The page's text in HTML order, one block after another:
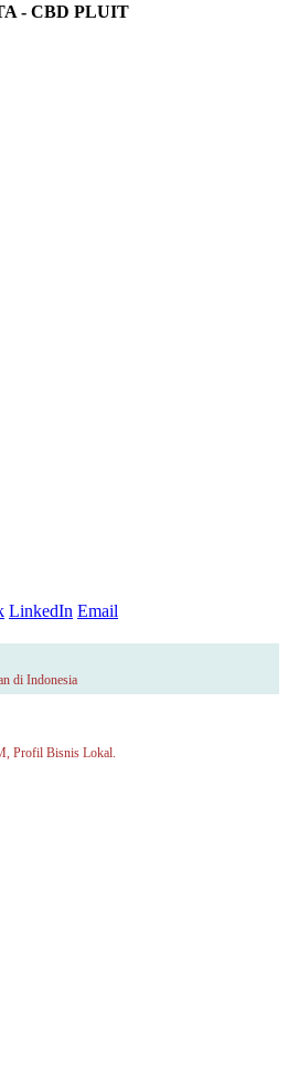
- CBD PLUIT
LinkedIn Email
di Indonesia
Profil Bisnis Lokal.